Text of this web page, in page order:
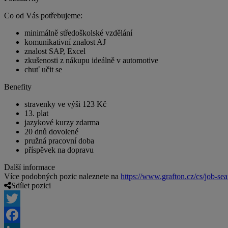
Co od Vás potřebujeme:
minimálně středoškolské vzdělání
komunikativní znalost AJ
znalost SAP, Excel
zkušenosti z nákupu ideálně v automotive
chuť učit se
Benefity
stravenky ve výši 123 Kč
13. plat
jazykové kurzy zdarma
20 dnů dovolené
pružná pracovní doba
příspěvek na dopravu
Další informace
Více podobných pozic naleznete na https://www.grafton.cz/cs/job-
Sdílet pozici
Twitter